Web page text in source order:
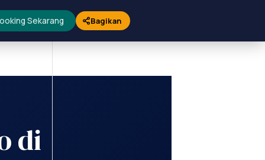
Sekarang Bagikan
di